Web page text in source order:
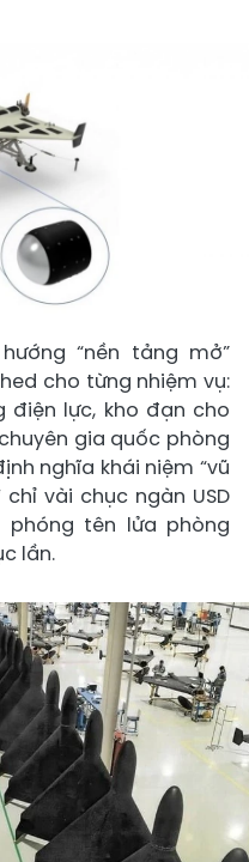
“nền tảng mở”
cho từng nhiệm vụ:
lực, kho đạn cho
gia quốc phòng
nghĩa khái niệm “vũ
chỉ vài chục ngàn USD
tên lửa phòng
lần.